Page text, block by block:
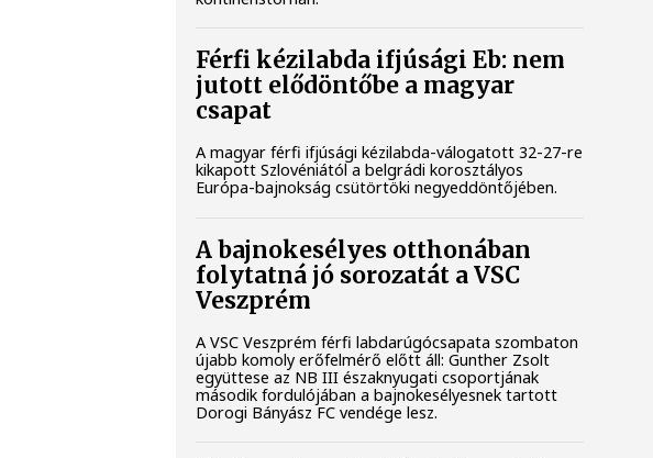
Férfi kézilabda ifjúsági Eb: nem
jutott elődöntőbe a magyar
csapat
A magyar férfi ifjúsági kézilabda-válogatott 32-27-re
kikapott Szlovéniától a belgrádi korosztályos
Európa-bajnokság csütörtöki negyeddöntőjében.
A bajnokesélyes otthonában
folytatná jó sorozatát a VSC
Veszprém
A VSC Veszprém férfi labdarúgócsapata szombaton
újabb komoly erőfelmérő előtt áll: Gunther Zsolt
együttese az NB III északnyugati csoportjának
második fordulójában a bajnokesélyesnek tartott
Dorogi Bányász FC vendége lesz.